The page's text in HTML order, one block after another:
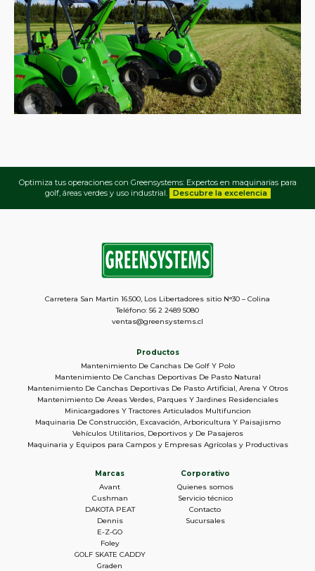
Optimiza tus operaciones con Greensystems: Expertos en maquinarias para
golf, áreas verdes y uso industrial.
Descubre la excelencia
Productos
Mantenimiento De Canchas De Golf Y Polo
Mantenimiento De Canchas Deportivas De Pasto Natural
Mantenimiento De Canchas Deportivas De Pasto Artificial, Arena Y Otros
Mantenimiento De Areas Verdes, Parques Y Jardines Residenciales
Minicargadores Y Tractores Articulados Multifuncion
Maquinaria De Construcción, Excavación, Arboricultura Y Paisajismo
Vehículos Utilitarios, Deportivos y De Pasajeros
Maquinaria y Equipos para Campos y Empresas Agrícolas y Productivas
Marcas
Avant
Cushman
DAKOTA PEAT
Dennis
E-Z-GO
Foley
GOLF SKATE CADDY
Graden
Corporativo
Quienes somos
Servicio técnico
Contacto
Sucursales
Carretera San Martin 16.500, Los Libertadores sitio N°30 – Colina
Teléfono: 56 2 2489 5080
ventas@greensystems.cl